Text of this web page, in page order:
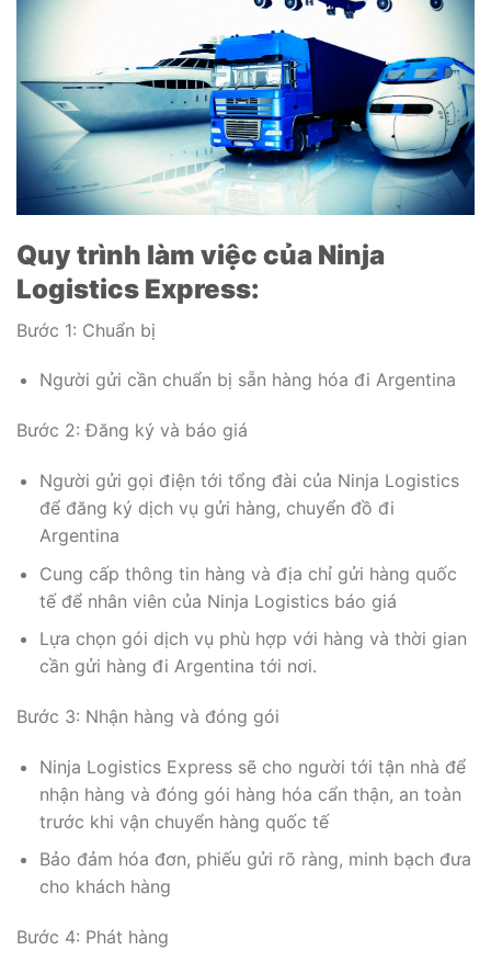
Quy trình làm việc của Ninja
Logistics Express:
Bước 1: Chuẩn bị
Người gửi cần chuẩn bị sẵn hàng hóa đi Argentina
Bước 2: Đăng ký và báo giá
Người gửi gọi điện tới tổng đài của Ninja Logistics
để đăng ký dịch vụ gửi hàng, chuyển đồ đi
Argentina
Cung cấp thông tin hàng và địa chỉ gửi hàng quốc
tế để nhân viên của Ninja Logistics báo giá
Lựa chọn gói dịch vụ phù hợp với hàng và thời gian
cần gửi hàng đi Argentina tới nơi.
Bước 3: Nhận hàng và đóng gói
Ninja Logistics Express sẽ cho người tới tận nhà để
nhận hàng và đóng gói hàng hóa cẩn thận, an toàn
trước khi vận chuyển hàng quốc tế
Bảo đảm hóa đơn, phiếu gửi rõ ràng, minh bạch đưa
cho khách hàng
Bước 4: Phát hàng